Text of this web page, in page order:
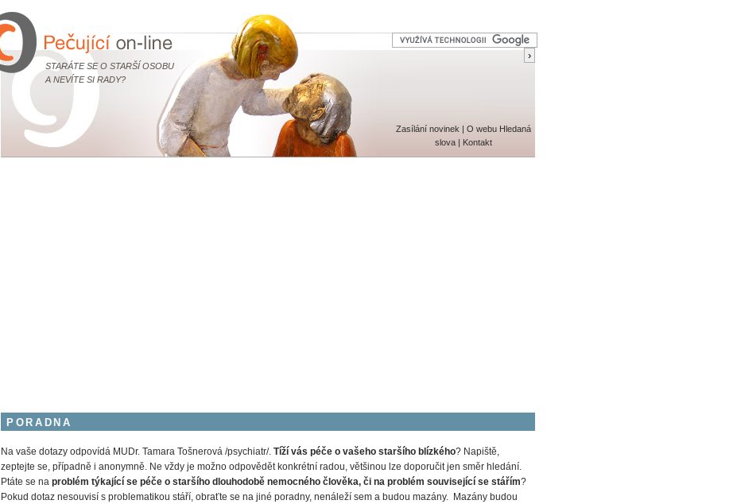
STARÁTE SE O STARŠÍ OSOBU
A NEVÍTE SI RADY?
Zasílání novinek | O webu Hledaná
slova | Kontakt
PORADNA
Na vaše dotazy odpovídá MUDr. Tamara Tošnerová /psychiatr/. Tíží vás péče o vašeho staršího blízkého? Napiště,
zeptejte se, případně i anonymně. Ne vždy je možno odpovědět konkrétní radou, většinou lze doporučit jen směr hledání.
Ptáte se na problém týkající se péče o staršího dlouhodobě nemocného člověka, či na problém související se stářím?
Pokud dotaz nesouvisí s problematikou stáří, obraťte se na jiné poradny, nenáleží sem a budou mazány. Mazány budou